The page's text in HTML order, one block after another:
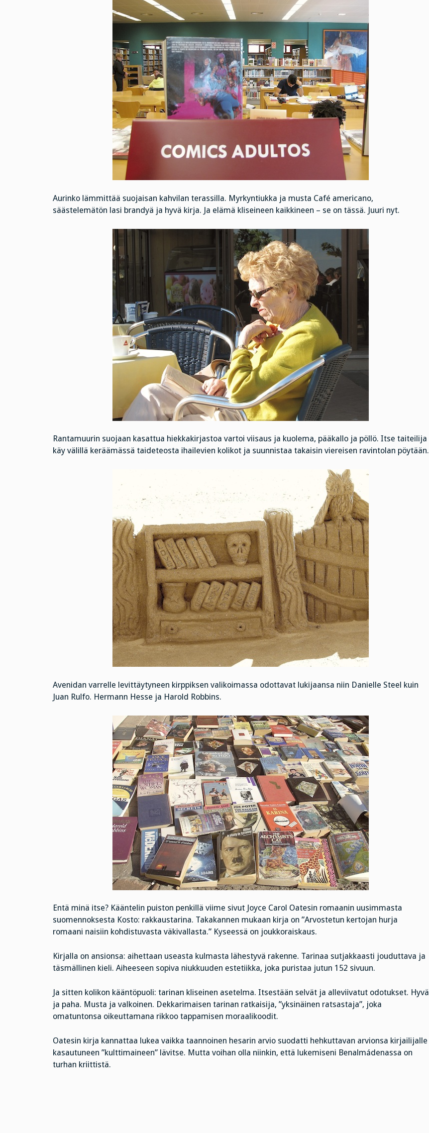
Aurinko lämmittää suojaisan kahvilan terassilla. Myrkyntiukka ja musta Café americano,
säästelemätön lasi brandyä ja hyvä kirja. Ja elämä kliseineen kaikkineen – se on tässä. Juuri nyt.
Rantamuurin suojaan kasattua hiekkakirjastoa vartoi viisaus ja kuolema, pääkallo ja pöllö. Itse taiteilija
käy välillä keräämässä taideteosta ihailevien kolikot ja suunnistaa takaisin viereisen ravintolan pöytään.
Avenidan varrelle levittäytyneen kirppiksen valikoimassa odottavat lukijaansa niin Danielle Steel kuin
Juan Rulfo. Hermann Hesse ja Harold Robbins.
Entä minä itse? Kääntelin puiston penkillä viime sivut Joyce Carol Oatesin romaanin uusimmasta
suomennoksesta Kosto: rakkaustarina. Takakannen mukaan kirja on ”Arvostetun kertojan hurja
romaani naisiin kohdistuvasta väkivallasta.” Kyseessä on joukkoraiskaus.
Kirjalla on ansionsa: aihettaan useasta kulmasta lähestyvä rakenne. Tarinaa sutjakkaasti jouduttava ja
täsmällinen kieli. Aiheeseen sopiva niukkuuden estetiikka, joka puristaa jutun 152 sivuun.
Ja sitten kolikon kääntöpuoli: tarinan kliseinen asetelma. Itsestään selvät ja alleviivatut odotukset. Hyvä
ja paha. Musta ja valkoinen. Dekkarimaisen tarinan ratkaisija, ”yksinäinen ratsastaja”, joka
omatuntonsa oikeuttamana rikkoo tappamisen moraalikoodit.
Oatesin kirja kannattaa lukea vaikka taannoinen hesarin arvio suodatti hehkuttavan arvionsa kirjailijalle
kasautuneen ”kulttimaineen” lävitse. Mutta voihan olla niinkin, että lukemiseni Benalmádenassa on
turhan kriittistä.